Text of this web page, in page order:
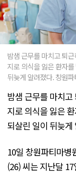
밤샘 근무를 마치고 퇴
지로 의식을 잃은 환자
뒤늦게 알려졌다. 창원
밤샘 근무를 마치
지로 의식을 잃은
되살린 일이 뒤늦게
10일 창원파티마병
(26) 씨는 지난달